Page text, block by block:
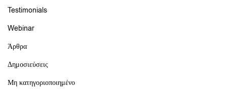
Testimonials
Webinar
Άρθρα
Δημοσιεύσεις
Μη κατηγοριοποιημένο